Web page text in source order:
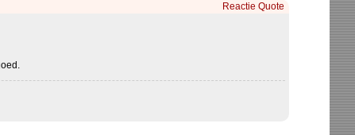
Reactie Quote